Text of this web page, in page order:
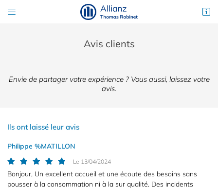
 
 Adresse email de réception
 Code Captcha
Avis clients
Envie de partager votre expérience ? Vous aussi, laissez votre
avis.
Ils ont laissé leur avis
Philippe %MATILLON
Le 13/04/2024
Bonjour, Un excellent accueil et une écoute des besoins sans
pousser à la consommation ni à la sur qualité. Des incidents